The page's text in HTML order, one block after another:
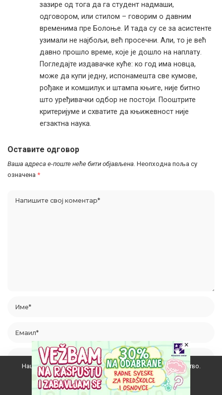
зазире од тога да га студент надмаши,
одговором, или стилом – говорим о давним
временима пре Болоње. И тада су се за асистенте
узимали не најбољи, већ просечни. Али, то је већ
давно прошло време, које је дошло на наплату.
Погледајте издавачке куће: ко год има новца,
може да купи једну, испонамешта све кумове,
рођаке и комшилук и штампа књиге, није битно
што уређивачки одбор не постоји. Пооштрите
критеријуме и схватите да књижевност није
егзактна наука.
Оставите одговор
Ваша адреса е-поште неће бити објављена. Неопходна поља су
означена *
Наш вебсајт користи колачиће да побољша ваше искуство.
Прихватам
×